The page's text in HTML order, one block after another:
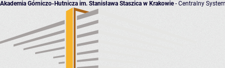
Akademia Górniczo-Hutnicza im. Stanisława Staszica w Krakowie- Centralny